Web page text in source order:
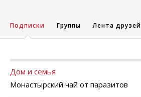
Подписки Группы Лента друзей
Дом и семья
Монастырский чай от паразитов